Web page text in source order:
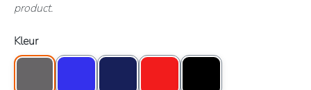
product.
Selecteer
Kleur
Kleuroptie: GrijsKleuroptie: Korenblauw
Kleuroptie: Marine
Kleuroptie: RoodKleuroptie: Zwart